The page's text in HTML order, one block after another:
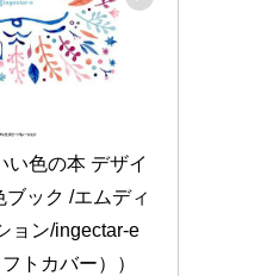
い色の本 デザイ
ブック /エムディ
ョン/ingectar-e
トカバー））